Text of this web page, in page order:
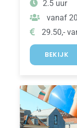
2.5 uur
vanaf
29.50,-
BEKIJK